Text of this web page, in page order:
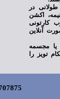
در
اکشن
کارتونی
آنلاین
یا مجسمه
تویز را